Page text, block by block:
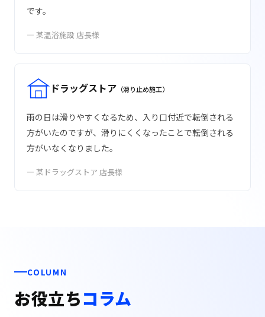
です。
— 某温浴施設 店長様
ドラッグストア （滑り止め施工）
雨の日は滑りやすくなるため、入り口付近で転倒される
方がいたのですが、滑りにくくなったことで転倒される
方がいなくなりました。
— 某ドラッグストア 店長様
COLUMN
お役立ちコラム